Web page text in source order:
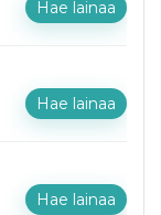
Hae lainaa
Hae lainaa
Hae lainaa